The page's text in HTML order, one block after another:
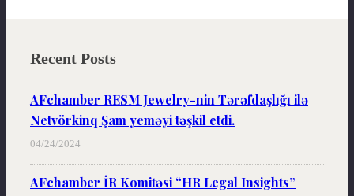
Recent Posts
AFchamber RESM Jewelry-nin Tərəfdaşlığı ilə
Netvörkinq Şam yeməyi təşkil etdi.
04/24/2024
AFchamber İR Komitəsi “HR Legal Insights”